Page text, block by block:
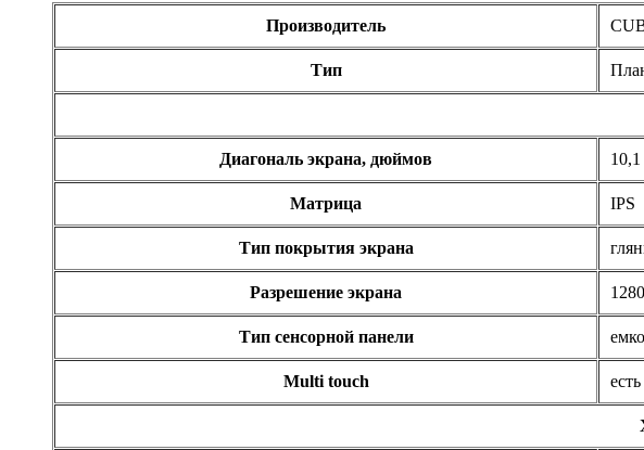
Производитель
Тип
Диагональ экрана, дюймов 10,1
Матрица IPS
Тип покрытия экрана
Разрешение экрана
Тип сенсорной панели
Multi touch есть